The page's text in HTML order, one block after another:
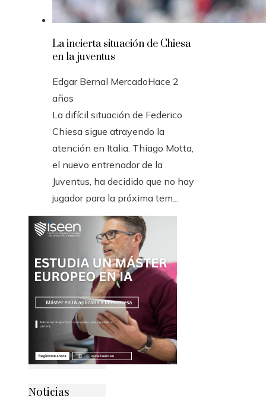
La incierta situación de Chiesa
en la juventus
Edgar Bernal MercadoHace 2
años
La difícil situación de Federico
Chiesa sigue atrayendo la
atención en Italia. Thiago Motta,
el nuevo entrenador de la
Juventus, ha decidido que no hay
jugador para la próxima tem...
Noticias